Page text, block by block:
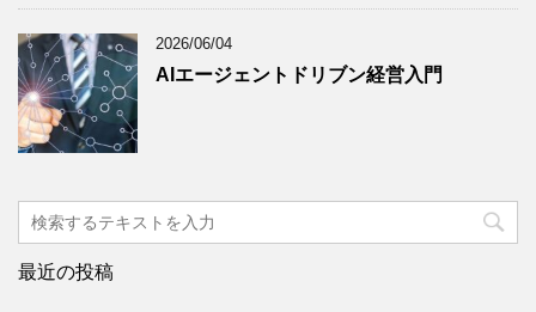
2026/06/04
AIエージェントドリブン経営入門
最近の投稿